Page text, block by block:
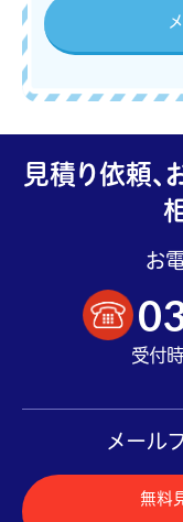
見積り依頼
お
受付
メール
無料